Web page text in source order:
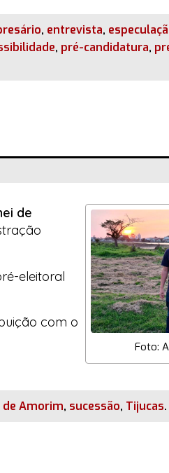
, entrevista,
, pré-candidatura,
Foto:
de
eleitoral
com o
de Amorim, sucessão, Tijucas.